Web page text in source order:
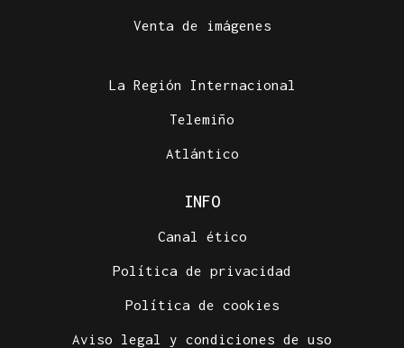
Venta de imágenes
La Región Internacional
Telemiño
Atlántico
INFO
Canal ético
Política de privacidad
Política de cookies
Aviso legal y condiciones de uso